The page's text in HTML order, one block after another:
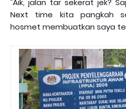
"Aik, jalan tar sekerat jek?
Next time kita pangkah
hosmet membuatkan saya